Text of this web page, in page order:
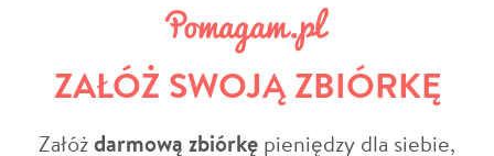
ZAŁÓŻ SWOJĄ ZBIÓRKĘ
Załóżdarmową zbiórkę pieniędzy dla siebie,